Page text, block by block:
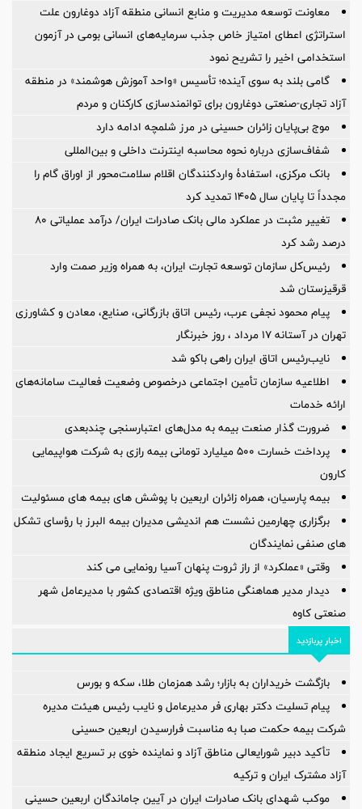
معاونت توسعه مدیریت و منابع انسانی منطقه آزاد دوغارون علت
استراتژی اعطای امتیاز خاص جذب سرمایه‌های انسانی بومی در آزمون
استخدامی اخیر را تشریح نمود
گامی بلند به سوی آینده؛ تأسیس «واحد آموزش هوشمند» در منطقه
آزاد تجاری-صنعتی دوغارون برای توانمندسازی کارکنان و مردم
موج بی‌پایان زائران حسینی در مرز شلمچه ادامه دارد
شفاف‌سازی درباره نحوه محاسبه اینترنت داخلی و بین‌المللی
بانک مرکزی، استفادۀ واردکنندگان اقلام سلامت‌محور از اوراق گام را
مجدداً تا پایان سال ۱۴۰۵ تمدید کرد
تغییر مثبت در عملکرد مالی بانک صادرات ایران/ درآمد عملیاتی 80
درصد رشد کرد
رئیس‌کل سازمان توسعه تجارت ایران، به همراه وزیر صمت وارد
قرقیزستان شد
پیام محمود نجفی عرب، رئیس اتاق بازرگانی، صنایع، معادن و کشاورزی
تهران در آستانه 17 مرداد ، روز خبرنگار
نایب‌رئیس اتاق ایران راهی باکو شد
اطلاعیه سازمان تأمین اجتماعی درخصوص وضعیت فعالیت سامانه‌های
ارائه خدمات
ضرورت گذار صنعت بیمه به مدل‌های اعتبارسنجی چندبعدی
پرداخت خسارت ۵۰۰ میلیارد تومانی بیمه رازی به شرکت هواپیمایی
کارون
بیمه پارسیان، همراه زائران اربعین با پوشش های بیمه های مسئولیت
برگزاری چهارمین نشست هم اندیشی مدیران بیمه البرز با رؤسای تشکل
های صنفی نمایندگان
وقتی «عملکرد» از راز ثروت پنهان آسیا رونمایی می کند
دیدار مدیر هماهنگی مناطق ویژه اقتصادی کشور با مدیرعامل شهر
صنعتی کاوه
اخبار پربازدید
بازگشت خریداران به بازار؛ رشد همزمان طلا، سکه و بورس
پیام تسلیت دکتر بهاری فر مدیرعامل و نایب رئیس هیئت مدیره
شرکت بیمه حکمت صبا به مناسبت فرارسیدن اربعین حسینی
تأکید دبیر شورایعالی مناطق آزاد و نماینده خوی بر تسریع ایجاد منطقه
آزاد مشترک ایران و ترکیه
موکب شهدای بانک صادرات ایران در آیین جاماندگان اربعین حسینی